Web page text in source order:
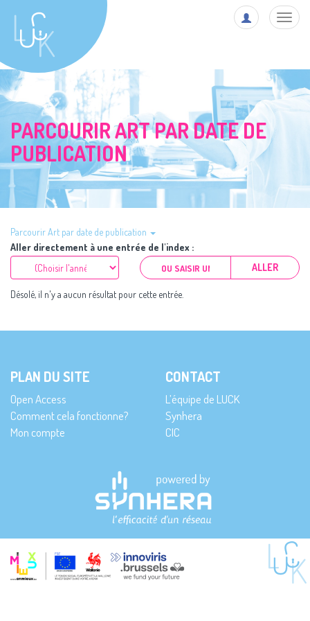
PARCOURIR ART PAR DATE DE
PUBLICATION
Parcourir Art par date de publication
Aller directement à une entrée de l'index :
ALLER
Désolé, il n'y a aucun résultat pour cette entrée.
PLAN DU SITE
Open Access
Comment cela fonctionne?
Mon compte
CONTACT
L’équipe de LUCK
Synhera
CIC